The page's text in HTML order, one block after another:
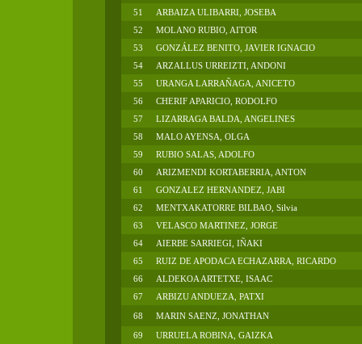
51
ARBAIZA ULIBARRI, JOSEBA
52
MOLANO RUBIO, AITOR
53
GONZÁLEZ BENITO, JAVIER IGNACIO
54
ARZALLUS URREIZTI, ANDONI
55
URANGA LARRAÑAGA, ANICETO
56
CHERIF APARICIO, RODOLFO
57
LIZARRAGA BALDA, ANGELINES
58
MALO AYENSA, OLGA
59
RUBIO SALAS, ADOLFO
60
ARIZMENDI KORTABERRIA, ANTON
61
GONZALEZ HERNANDEZ, JABI
62
MENTXAKATORRE BILBAO, Silvia
63
VELASCO MARTINEZ, JORGE
64
AIERBE SARRIEGI, IÑAKI
65
RUIZ DE APODACA ECHAZARRA, RICARDO
66
ALDEKOA ARTETXE, ISAAC
67
ARBIZU ANDUEZA, PATXI
68
MARIN SAENZ, JONATHAN
69
URRUELA ROBINA, GAIZKA